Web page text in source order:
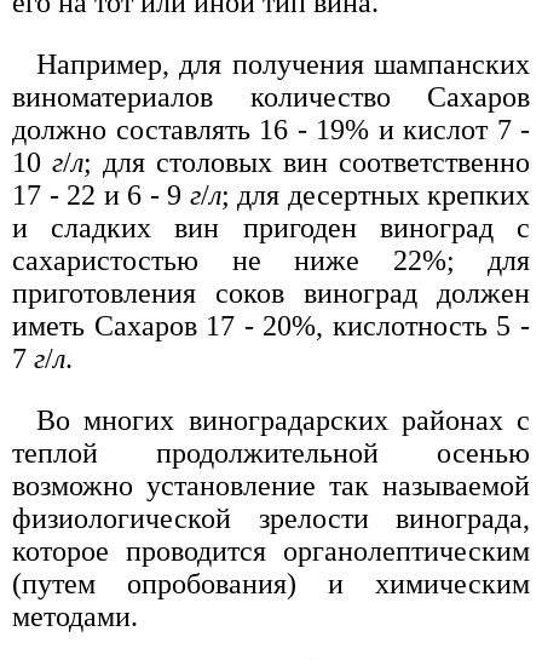
Например, для получения шампанских
виноматериалов количество Сахаров
должно составлять 16 - 19% и кислот 7 -
10 г/л; для столовых вин соответственно
17 - 22 и 6 - 9 г/л; для десертных крепких
и сладких вин пригоден виноград с
сахаристостью не ниже 22%; для
приготовления соков виноград должен
иметь Сахаров 17 - 20%, кислотность 5 -
7 г/л.
Во многих виноградарских районах с
теплой продолжительной осенью
возможно установление так называемой
физиологической зрелости винограда,
которое проводится органолептическим
(путем опробования) и химическим
методами.